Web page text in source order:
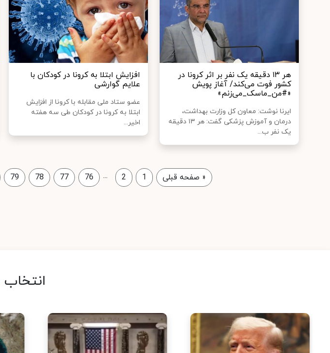
هر ۱۳ دقیقه یک نفر بر اثر کرونا در
کشور فوت می‌کند/ آغاز پویش
«#من_ماسک_می‌زنم»
ایرنا نوشت: معاون کل وزارت بهداشت،
درمان و آموزش پزشکی گفت: هر ۱۳ دقیقه
یک نفر ب...
افزایش ابتلا به کرونا در کودکان با
علایم گوارشی
عضو ستاد ملی مقابله با کرونا از افزایش
ابتلا به کرونا در کودکان طی سه هفته
اخیر...
« صفحه قبلی 1
2
...
76
77
78
79
انتخاب